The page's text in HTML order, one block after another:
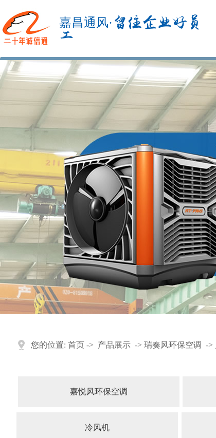
嘉昌通风· 留住企业好员
工
您的位置: 首页 -> 产品展示 -> 瑞奏风环保空调 ->
嘉悦风环保空调
冷风机